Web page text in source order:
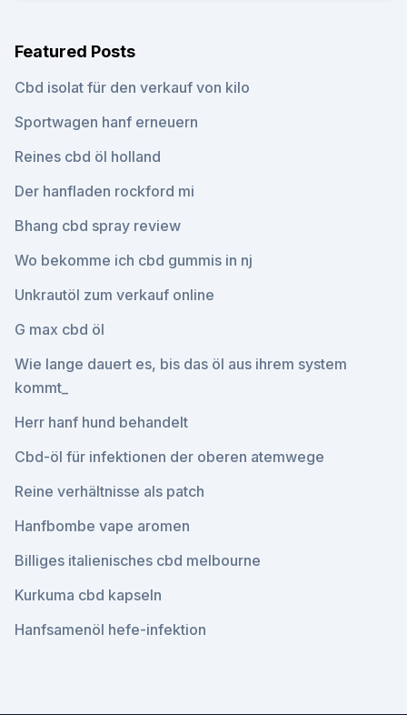
Featured Posts
Cbd isolat für den verkauf von kilo
Sportwagen hanf erneuern
Reines cbd öl holland
Der hanfladen rockford mi
Bhang cbd spray review
Wo bekomme ich cbd gummis in nj
Unkrautöl zum verkauf online
G max cbd öl
Wie lange dauert es, bis das öl aus ihrem system
kommt_
Herr hanf hund behandelt
Cbd-öl für infektionen der oberen atemwege
Reine verhältnisse als patch
Hanfbombe vape aromen
Billiges italienisches cbd melbourne
Kurkuma cbd kapseln
Hanfsamenöl hefe-infektion